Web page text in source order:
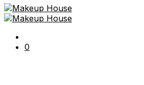
0